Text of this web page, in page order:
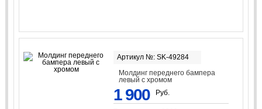
Артикул №: SK-49284
Молдинг переднего бампера
левый с хромом
1 900 Руб.